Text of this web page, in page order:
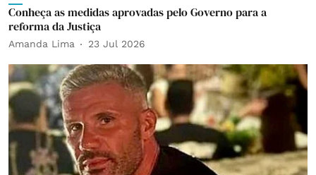
Conheça as medidas aprovadas pelo Governo para a
reforma da Justiça
Amanda Lima 23 Jul 2026